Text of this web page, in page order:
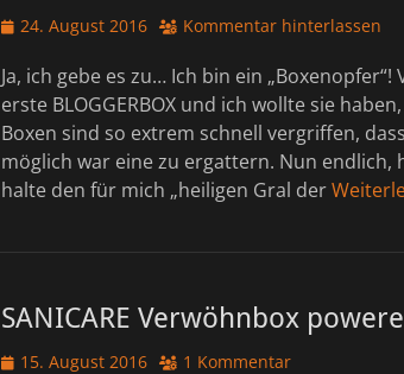
Veröffentlicht
24. August 2016 Kommentar hinterlassen
Ja, ich gebe es zu… Ich bin ein
erste BLOGGERBOX und ich wollte sie
Boxen sind so extrem schnell vergriffen,
möglich war eine zu ergattern. Nun endlich,
halte den für mich „heiligen Gral der
SANICARE Verwöhnbox
Veröffentlicht
15. August 2016 1 Kommentar